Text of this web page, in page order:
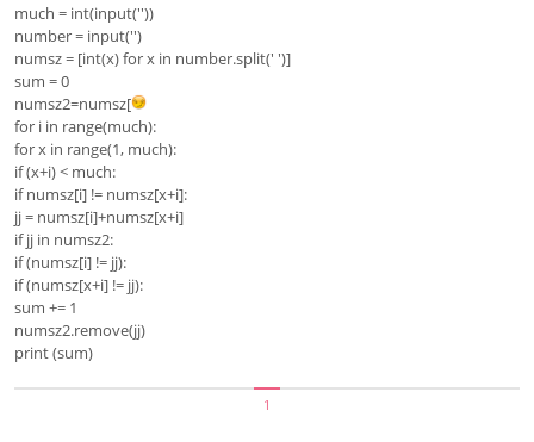
much = int(input(''))
number = input('')
numsz = [int(x) for x in number.split(' ')]
sum = 0
numsz2=numsz[
for i in range(much):
for x in range(1, much):
if (x+i) < much:
if numsz[i] != numsz[x+i]:
jj = numsz[i]+numsz[x+i]
if jj in numsz2:
if (numsz[i] != jj):
if (numsz[x+i] != jj):
sum += 1
numsz2.remove(jj)
print (sum)
1